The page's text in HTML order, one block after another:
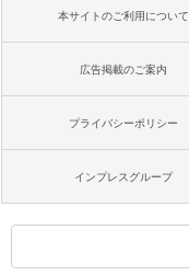
本サイトのご利用について
広告掲載のご案内
プライバシーポリシー
インプレスグループ